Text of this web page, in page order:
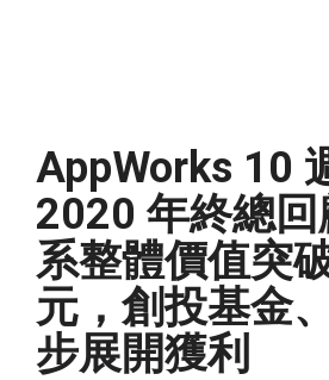
AppWorks 10
2020 年終總
系整體價值突
元，創投基金
步展開獲利